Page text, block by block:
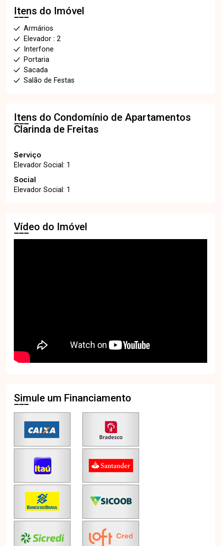
Itens do Imóvel
Armários
Elevador : 2
Interfone
Portaria
Sacada
Salão de Festas
Itens do Condomínio de Apartamentos
Clarinda de Freitas
Serviço
Elevador Social: 1
Social
Elevador Social: 1
Vídeo do Imóvel
Simule um Financiamento